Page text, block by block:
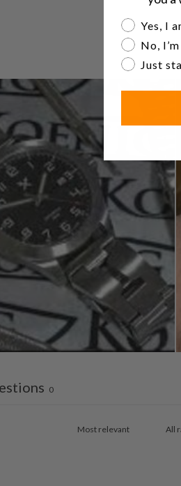
0
Are you a
Yes, I
No,
Just